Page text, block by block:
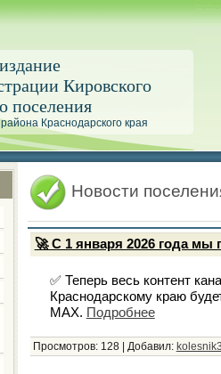
Кировского
поселения
Краснодарского края
Новости
🚀 С 1 января 2026 года мы
✅ Теперь весь контент
Краснодарскому краю
MAX. Подробнее
Просмотров: 128 Добавил: